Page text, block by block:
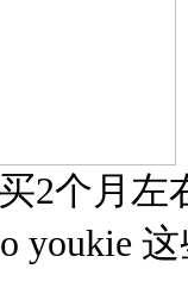
2个月左
youkie